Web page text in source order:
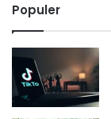
Populer